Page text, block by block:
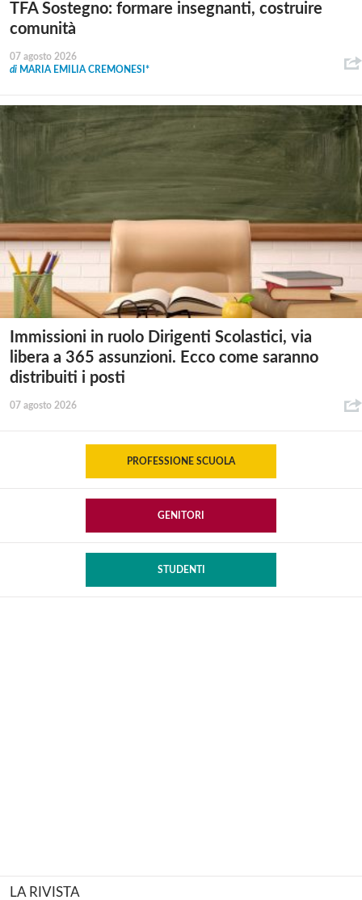
TFA Sostegno: formare insegnanti, costruire
comunità
07 agosto 2026
di MARIA EMILIA CREMONESI*
Immissioni in ruolo Dirigenti Scolastici, via
libera a 365 assunzioni. Ecco come saranno
distribuiti i posti
07 agosto 2026
PROFESSIONE SCUOLA
GENITORI
STUDENTI
LA RIVISTA